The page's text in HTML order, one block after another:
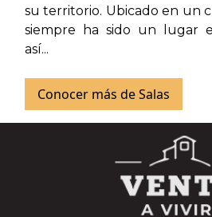
su territorio. Ubicado en un
siempre ha sido un lugar
así...
Conocer más de Salas